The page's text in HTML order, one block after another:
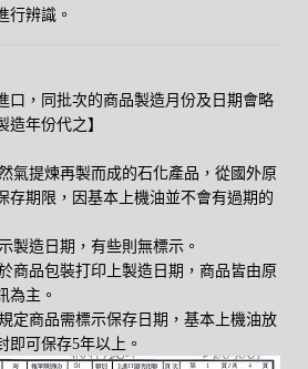
行辨識。
口，同批次的商品製造月份及日期會略
造年份代之】
氣提煉再製而成的石化產品，從國外原
存期限，因基本上機油並不會有過期的
製造日期，有些則無標示。
商品包裝打印上製造日期，商品皆由原
為主。
定商品需標示保存日期，基本上機油放
即可保存5年以上。